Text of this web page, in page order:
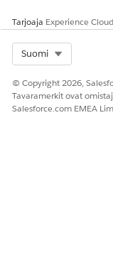
-sivustoa
Anna
Tarjoaja Experience Cloud
Suomi
© Copyright 2026,
Tavaramerkit ovat
Salesforce.com EMEA